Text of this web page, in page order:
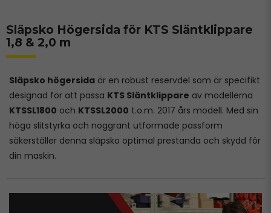
Släpsko Högersida för KTS Släntklippare
1,8 & 2,0 m
Släpsko högersida är en robust reservdel som är specifikt
designad för att passa KTS Släntklippare av modellerna
KTSSL1800 och KTSSL2000 t.o.m. 2017 års modell. Med sin
höga slitstyrka och noggrant utformade passform
säkerställer denna släpsko optimal prestanda och skydd för
din maskin.